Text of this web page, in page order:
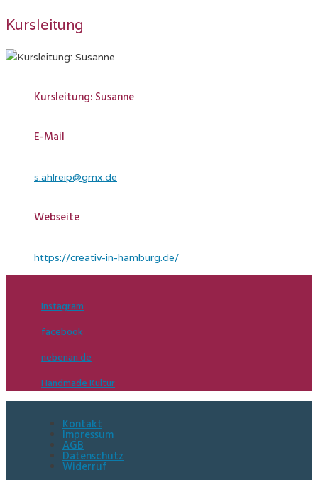
Kursleitung
Kursleitung: Susanne
E-Mail
s.ahlreip@gmx.de
Webseite
https://creativ-in-hamburg.de/
Instagram
facebook
nebenan.de
Handmade Kultur
Kontakt
Impressum
AGB
Datenschutz
Widerruf